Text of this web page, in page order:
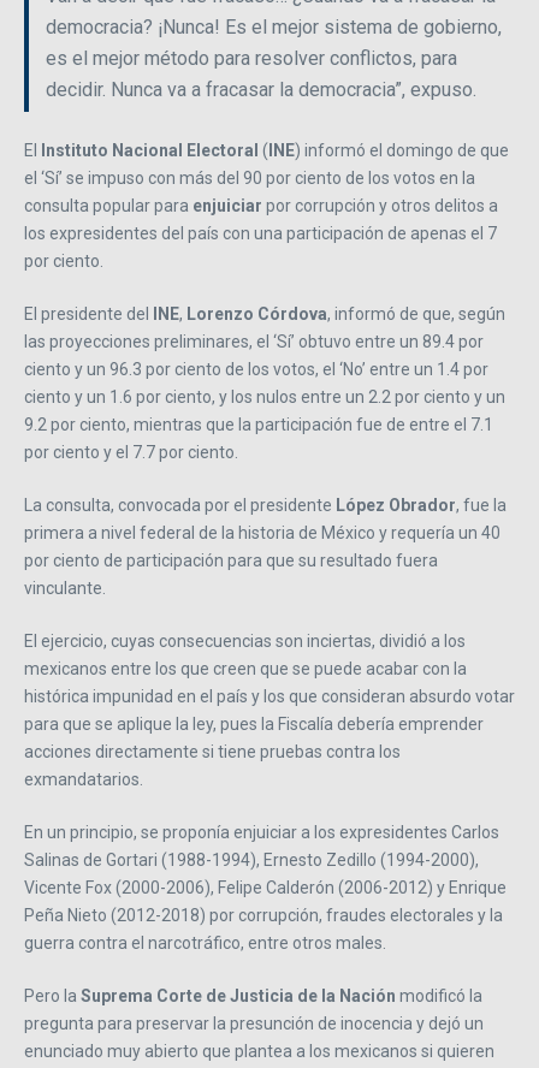
democracia? ¡Nunca! Es el mejor sistema de gobierno,
es el mejor método para resolver conflictos, para
decidir. Nunca va a fracasar la democracia”, expuso.
El Instituto Nacional Electoral ( INE) informó el domingo de que
el ‘Sí’ se impuso con más del 90 por ciento de los votos en la
consulta popular para enjuiciar por corrupción y otros delitos a
los expresidentes del país con una participación de apenas el 7
por ciento.
El presidente del INE, Lorenzo Córdova, informó de que, según
las proyecciones preliminares, el ‘Sí’ obtuvo entre un 89.4 por
ciento y un 96.3 por ciento de los votos, el ‘No’ entre un 1.4 por
ciento y un 1.6 por ciento, y los nulos entre un 2.2 por ciento y un
9.2 por ciento, mientras que la participación fue de entre el 7.1
por ciento y el 7.7 por ciento.
La consulta, convocada por el presidente López Obrador, fue la
primera a nivel federal de la historia de México y requería un 40
por ciento de participación para que su resultado fuera
vinculante.
El ejercicio, cuyas consecuencias son inciertas, dividió a los
mexicanos entre los que creen que se puede acabar con la
histórica impunidad en el país y los que consideran absurdo votar
para que se aplique la ley, pues la Fiscalía debería emprender
acciones directamente si tiene pruebas contra los
exmandatarios.
En un principio, se proponía enjuiciar a los expresidentes Carlos
Salinas de Gortari (1988-1994), Ernesto Zedillo (1994-2000),
Vicente Fox (2000-2006), Felipe Calderón (2006-2012) y Enrique
Peña Nieto (2012-2018) por corrupción, fraudes electorales y la
guerra contra el narcotráfico, entre otros males.
Pero la Suprema Corte de Justicia de la Nación modificó la
pregunta para preservar la presunción de inocencia y dejó un
enunciado muy abierto que plantea a los mexicanos si quieren